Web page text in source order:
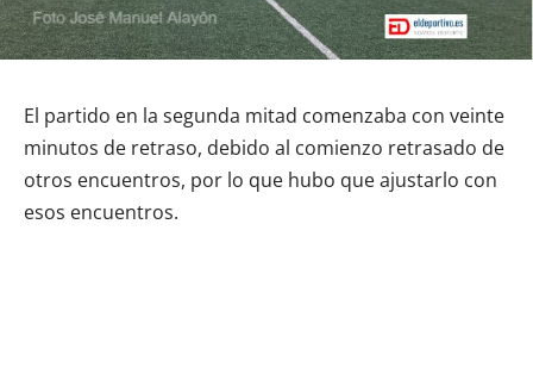
El partido en la segunda mitad comenzaba con veinte
minutos de retraso, debido al comienzo retrasado de
otros encuentros, por lo que hubo que ajustarlo con
esos encuentros.